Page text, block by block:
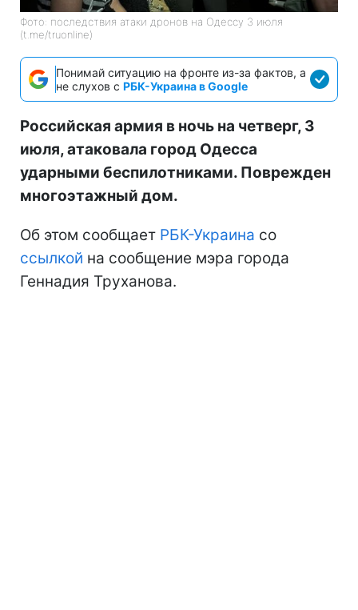
Фото: последствия атаки дронов на Одессу 3 июля
(t.me/truonline)
Понимай ситуацию на фронте из-за фактов, а
не слухов с РБК-Украина в Google
Российская армия в ночь на четверг, 3
июля, атаковала город Одесса
ударными беспилотниками. Поврежден
многоэтажный дом.
Об этом сообщает РБК-Украина со
ссылкой на сообщение мэра города
Геннадия Труханова.